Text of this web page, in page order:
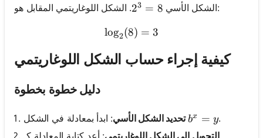
الشكل الأسي2^3 = 8
23 = 8 . الشكل اللوغاريتمي المقابل هو:
\log_2(8) = 3
log2(8) = 3
كيفية إجراء حساب الشكل اللوغاريتمي
دليل خطوة بخطوة
تحديد الشكل الأسي: ابدأ بمعادلة في الشكلb^x = y
bx = y.
التحويل إلى الشكل اللوغاريتمي: أعد كتابة المعادلة كـ